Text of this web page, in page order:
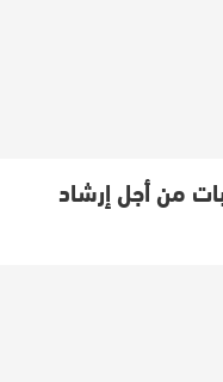
من أجل إرشاد